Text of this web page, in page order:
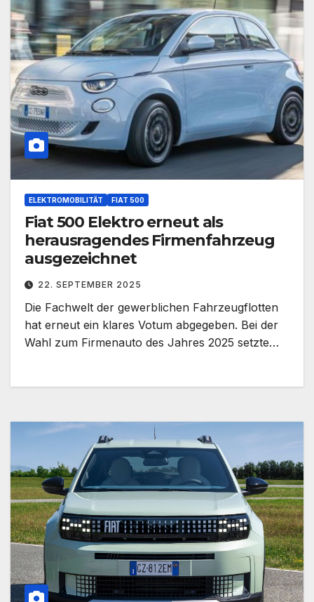
ELEKTROMOBILITÄT FIAT 500
Fiat 500 Elektro erneut als
herausragendes Firmenfahrzeug
ausgezeichnet
22. SEPTEMBER 2025
Die Fachwelt der gewerblichen Fahrzeugflotten
hat erneut ein klares Votum abgegeben. Bei der
Wahl zum Firmenauto des Jahres 2025 setzte…